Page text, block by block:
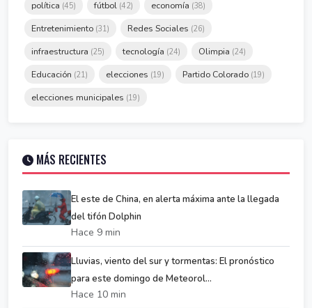
política (45) fútbol (42) economía (38)
Entretenimiento (31) Redes Sociales (26)
infraestructura (25) tecnología (24) Olimpia (24)
Educación (21) elecciones (19) Partido Colorado (19)
elecciones municipales (19)
MÁS RECIENTES
El este de China, en alerta máxima ante la llegada
del tifón Dolphin
Hace 9 min
Lluvias, viento del sur y tormentas: El pronóstico
para este domingo de Meteorol...
Hace 10 min